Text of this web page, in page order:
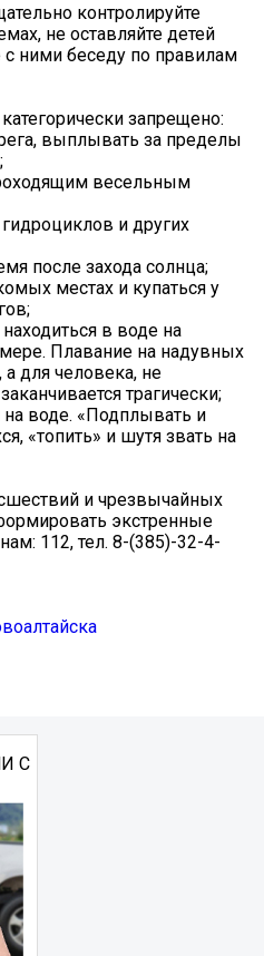
контролируйте
не оставляйте детей
с ними беседу по правилам
запрещено:
выплывать за пределы
весельным
и других
после захода солнца;
местах и купаться у
в воде на
Плавание на надувных
для человека, не
трагически;
воде. «Подплывать и
«топить» и шутя звать на
и чрезвычайных
экстренные
112, тел. 8-(385)-32-4-
С